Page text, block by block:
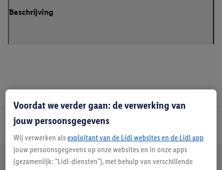
Beschrijving
Lidl Nieuwsbrief
Jouw voordelen bij ons als Lidl webshop klant
Gratis retourneren Veilig winkelen
Voordat we verder gaan: de verwerking van
jouw persoonsgegevens
Wij verwerken als exploitant van de Lidl websites en de Lidl app
jouw persoonsgegevens op onze websites en in onze apps
(gezamenlijk: "Lidl-diensten"), met behulp van verschillende